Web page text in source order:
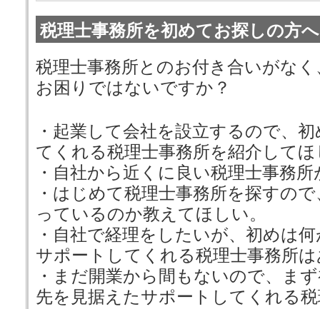
税理士事務所を初めてお探しの方へ
税理士事務所とのお付き合いがな
お困りではないですか？
・起業して会社を設立するので、
てくれる税理士事務所を紹介して
・自社から近くに良い税理士事務
・はじめて税理士事務所を探すの
っているのか教えてほしい。
・自社で経理をしたいが、初めは
サポートしてくれる税理士事務所
・まだ開業から間もないので、ま
先を見据えたサポートしてくれる